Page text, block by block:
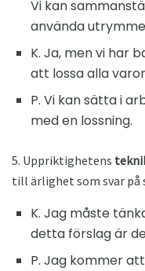
Vi kan
använda
K. Ja, men vi har
att lossa alla
P. Vi kan sätta i
med en lossning.
5. Uppriktighetens
till ärlighet som svar på
K. Jag måste
detta förslag är
P. Jag kommer